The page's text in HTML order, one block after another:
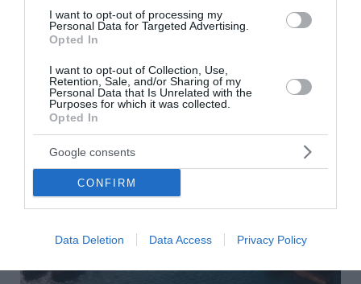
I want to opt-out of processing my
Personal Data for Targeted Advertising.
Opted In
I want to opt-out of Collection, Use,
Retention, Sale, and/or Sharing of my
Personal Data that Is Unrelated with the
Purposes for which it was collected.
Opted In
Google consents
CONFIRM
Data Deletion Data Access Privacy Policy
Σκέρτσος: «Στατιστική παγίδα» το ότι 7 στους 10 έχουν
καταθέσεις κάτω από 1.000 ευρώ
ΟΛΕΣ ΟΙ ΕΙΔΗΣΕΙΣ →
διαβάστε ακόμη